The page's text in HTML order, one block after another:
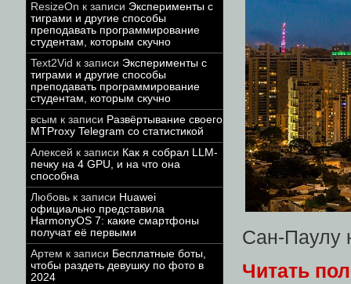
ResizeOn к записи Эксперименты с
тиграми и другие способы
преподавать программирование
студентам, которым скучно
Text2Vid к записи Эксперименты с
тиграми и другие способы
преподавать программирование
студентам, которым скучно
всым к записи Развёртывание своего
MTProxy Telegram со статистикой
Алексей к записи Как я собрал LLM-
печку на 4 GPU, и на что она
способна
Любовь к записи Huawei
официально представила
HarmonyOS 7: какие смартфоны
получат её первыми
Артем к записи Бесплатные боты,
чтобы раздеть девушку по фото в
2024
Сан-Паулу
Читать